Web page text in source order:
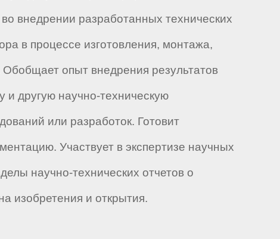
внедрении разработанных технических
в процессе изготовления, монтажа,
Обобщает опыт внедрения результатов
и другую научно-техническую
или разработок. Готовит
Участвует в экспертизе научных
научно-технических отчетов о
изобретения и открытия.